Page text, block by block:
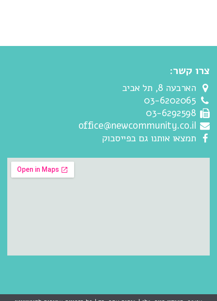
צרו קשר:
הארבעה 8, תל אביב
03-6202065
03-6292598
office@newcommunity.co.il
תמצאו אותנו גם בפייסבוק